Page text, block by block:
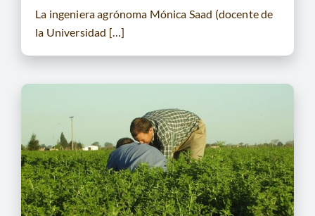
La ingeniera agrónoma Mónica Saad (docente de
la Universidad […]